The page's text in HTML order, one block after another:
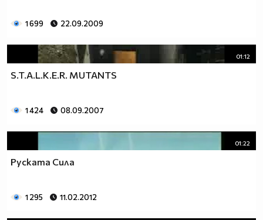
1 699 22.09.2009
01:12
S.T.A.L.K.E.R. MUTANTS
1 424 08.09.2007
01:22
Руската Сила
1 295 11.02.2012